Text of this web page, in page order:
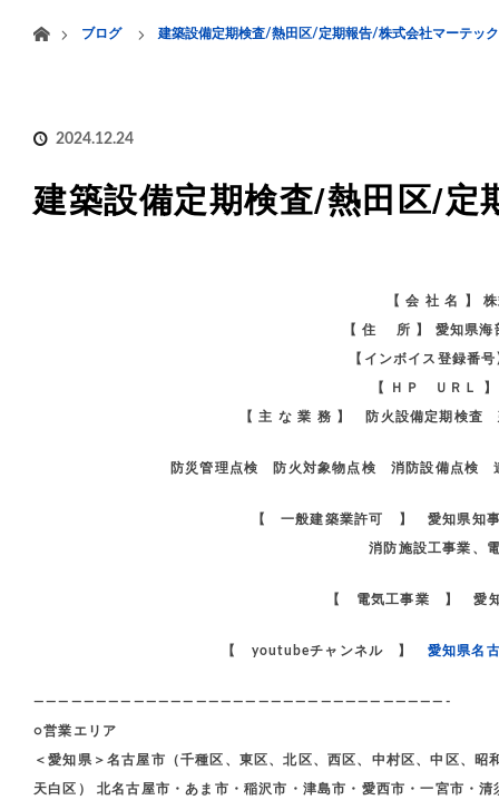
HOME 業務案内
ブログ
建築設備定期検査/熱田区/定期報告/株式会社マーテック
2024.12.24
建築設備定期検査/熱田区/定
【 会 社 名 】
【 住 所 】 愛知県海
【インボイス登録
【 ＨＰ ＵＲＬ
【 主 な 業 務 】 防火設備定期検査
防災管理点検 防火対象物点検 消防設備点検
【 一般建築業許可 】 愛知県知
消防施設工事業、
【 電気工事業 】 愛
【 youtubeチャンネル 】 愛知県名
—————————————————————————————————-
○営業エリア
＜愛知県＞名古屋市（千種区、東区、北区、西区、中村区、中区、
天白区） 北名古屋市・あま市・稲沢市・津島市・愛西市・一宮市・